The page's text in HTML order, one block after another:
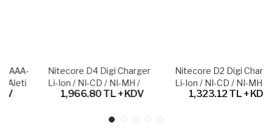
Nitecore D4 Digi Charger
Li-Ion / NI-CD / NI-MH /
LifePO4 Dijital Pil Şarj
1,966.80 TL + KDV
Nitecore D2 Digi Charger
Li-Ion / NI-CD / NI-MH /
LifePO4 Dijital Pil Şarj
1,323.12 TL + KDV